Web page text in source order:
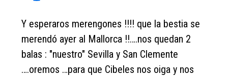
Y esperaros merengones !!!! que la bestia se
merendó ayer al Mallorca !!….nos quedan 2
balas : "nuestro" Sevilla y San Clemente
….oremos …para que Cibeles nos oiga y nos